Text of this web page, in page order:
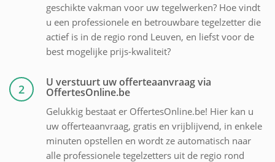
geschikte vakman voor uw tegelwerken? Hoe vindt
u een professionele en betrouwbare tegelzetter die
actief is in de regio rond Leuven, en liefst voor de
best mogelijke prijs-kwaliteit?
2 U verstuurt uw offerteaanvraag via
OffertesOnline.be
Gelukkig bestaat er OffertesOnline.be! Hier kan u
uw offerteaanvraag, gratis en vrijblijvend, in enkele
minuten opstellen en wordt ze automatisch naar
alle professionele tegelzetters uit de regio rond